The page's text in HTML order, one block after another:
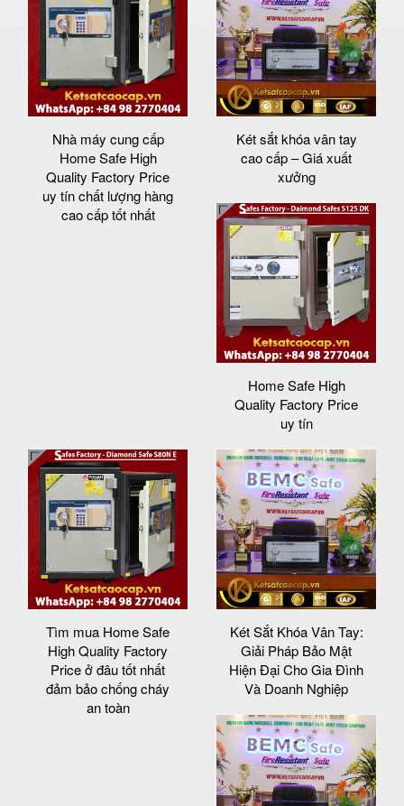
Nhà máy cung cấp
Home Safe High
Quality Factory Price
uy tín chất lượng hàng
cao cấp tốt nhất
Két sắt khóa vân tay
cao cấp – Giá xuất
xưởng
Home Safe High
Quality Factory Price
uy tín
Tìm mua Home Safe
High Quality Factory
Price ở đâu tốt nhất
đảm bảo chống cháy
an toàn
Két Sắt Khóa Vân Tay:
Giải Pháp Bảo Mật
Hiện Đại Cho Gia Đình
Và Doanh Nghiệp